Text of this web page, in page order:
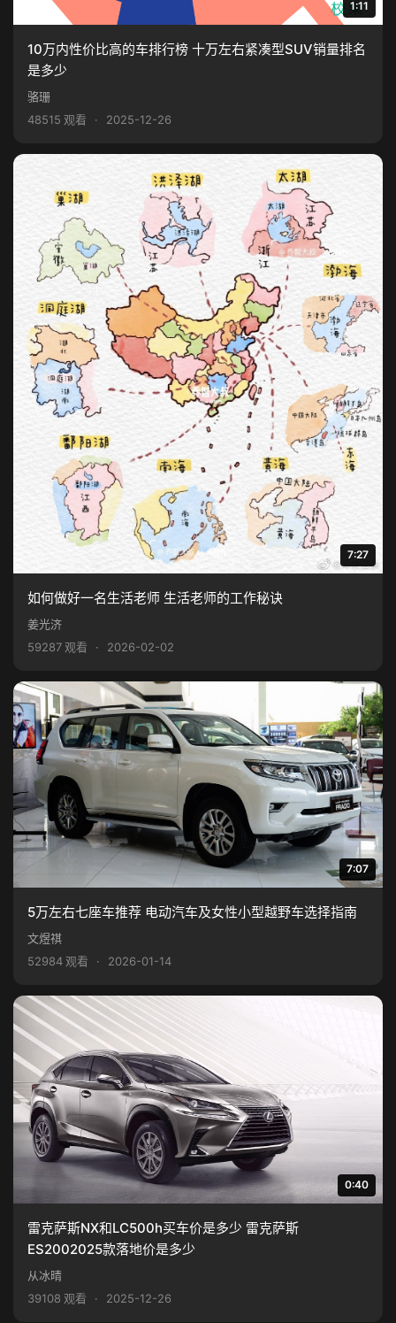
1:11
10万内性价比高的车排行榜 十万左右紧凑型SUV销量排名
是多少
骆珊
48515 观看
· 2025-12-26
7:27
如何做好一名生活老师 生活老师的工作秘诀
姜光济
59287 观看
· 2026-02-02
7:07
5万左右七座车推荐 电动汽车及女性小型越野车选择指南
文煜祺
52984 观看
· 2026-01-14
0:40
雷克萨斯NX和LC500h买车价是多少 雷克萨斯
ES2002025款落地价是多少
从冰晴
39108 观看
· 2025-12-26